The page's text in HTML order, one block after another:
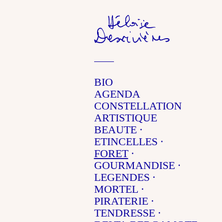
BIO
AGENDA
CONSTELLATION
ARTISTIQUE
BEAUTE
ETINCELLES
FORET
GOURMANDISE
LEGENDES
MORTEL
PIRATERIE
TENDRESSE